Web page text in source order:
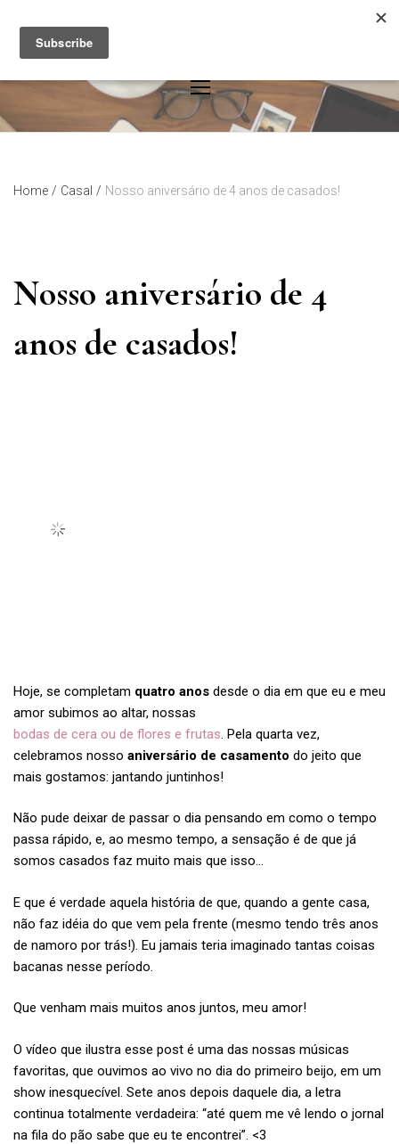
content
Home / Casal / Nosso aniversário de 4 anos de casados!
Nosso aniversário de 4
anos de casados!
Hoje, se completam quatro anos desde o dia em que eu e meu
amor subimos ao altar, nossas
bodas de cera ou de flores e frutas . Pela quarta vez,
celebramos nosso aniversário de casamento do jeito que
mais gostamos: jantando juntinhos!
Não pude deixar de passar o dia pensando em como o tempo
passa rápido, e, ao mesmo tempo, a sensação é de que já
somos casados faz muito mais que isso…
E que é verdade aquela história de que, quando a gente casa,
não faz idéia do que vem pela frente (mesmo tendo três anos
de namoro por trás!). Eu jamais teria imaginado tantas coisas
bacanas nesse período.
Que venham mais muitos anos juntos, meu amor!
O vídeo que ilustra esse post é uma das nossas músicas
favoritas, que ouvimos ao vivo no dia do primeiro beijo, em um
show inesquecível. Sete anos depois daquele dia, a letra
continua totalmente verdadeira: “até quem me vê lendo o jornal
na fila do pão sabe que eu te encontrei”. <3